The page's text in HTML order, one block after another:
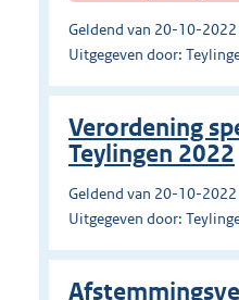
Geldend van 20-10-
Uitgegeven door:
Verordening
Teylingen 2022
Geldend van 20-10-
Uitgegeven door: